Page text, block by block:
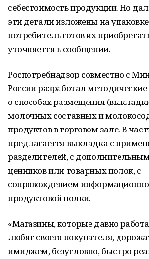
себестоимость продукции. Но
эти детали изложены на
потребитель готов их
уточняется в сообщении.
Роспотребнадзор совместно с
России разработал
о способах размещения
молочных составных и
продуктов в торговом зале. В
предлагается выкладка с
разделителей, с
ценников или товарных полок, с
сопровождением
продуктовой полки.
«Магазины, которые давно
любят своего покупателя,
имиджем, безусловно, быстро